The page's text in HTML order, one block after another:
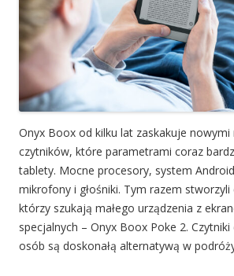
Onyx Boox od kilku lat zaskakuje nowymi
czytników, które parametrami coraz
tablety. Mocne procesory, system
mikrofony i głośniki. Tym razem stworzyli
którzy szukają małego urządzenia z
specjalnych – Onyx Boox Poke 2.
osób są doskonałą alternatywą w